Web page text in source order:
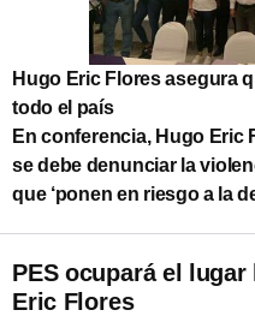
Hugo Eric Flores asegura
todo el país
En conferencia, Hugo Eric
se debe denunciar la
que ‘ponen en riesgo a la
PES ocupará el
Eric Flores